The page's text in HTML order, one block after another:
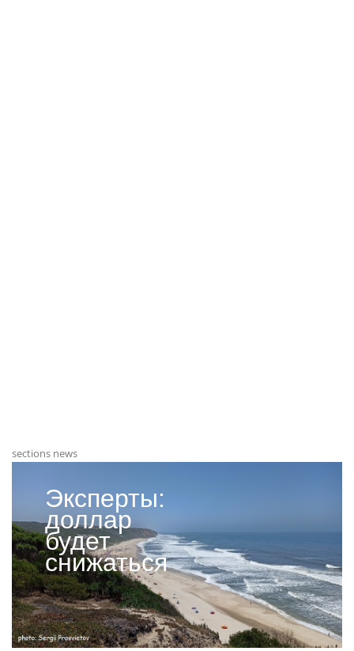
sections news
Эксперты:
доллар
будет
снижаться